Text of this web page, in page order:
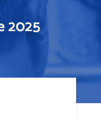
2025